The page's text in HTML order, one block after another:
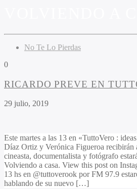
No Te Lo Pierdas
0
RICARDO PREVE EN
29 julio, 2019
Este martes a las 13 en «TuttoVero :
Díaz Ortiz y Verónica Figueroa recibirán
cineasta, documentalista y fotógrafo
Volviendo a casa. View this post on
13 hs en @tuttoverook por FM 97.9
hablando de su nuevo […]